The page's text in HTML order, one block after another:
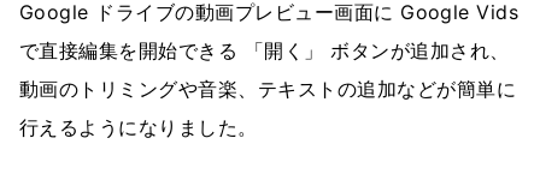
Google ドライブの動画プレビュー画面に Google Vids
で直接編集を開始できる 「開く」 ボタンが追加され、
動画のトリミングや音楽、テキストの追加などが簡単に
行えるようになりました。